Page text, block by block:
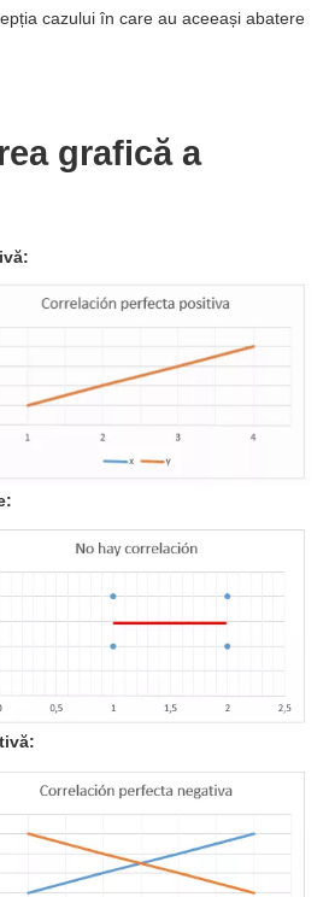
cazului în care au aceeași abatere
grafică a